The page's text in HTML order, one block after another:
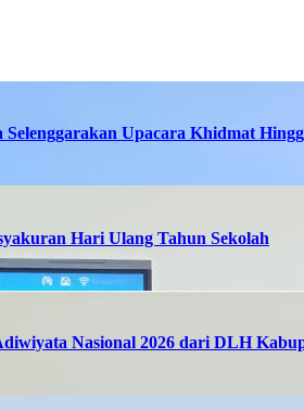
Upacara Khidmat
Hari Ulang Tahun Sekolah
Nasional 2026 dari DLH